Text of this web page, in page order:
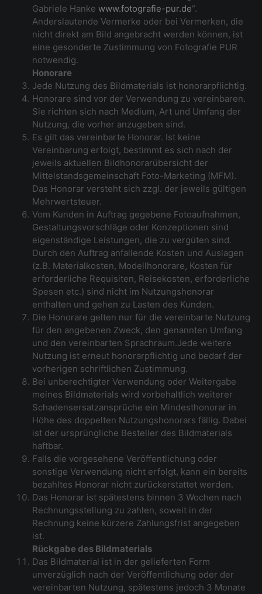
Gabriele Hanke www.fotografie-pur.de“.
Anderslautende Vermerke oder bei Vermerken, die
nicht direkt am Bild angebracht werden können, ist
eine gesonderte Zustimmung von Fotografie PUR
notwendig.
Honorare
Jede Nutzung des Bildmaterials ist honorarpflichtig.
Honorare sind vor der Verwendung zu vereinbaren.
Sie richten sich nach Medium, Art und Umfang der
Nutzung, die vorher anzugeben sind.
Es gilt das vereinbarte Honorar. Ist keine
Vereinbarung erfolgt, bestimmt es sich nach der
jeweils aktuellen Bildhonorarübersicht der
Mittelstandsgemeinschaft Foto-Marketing (MFM).
Das Honorar versteht sich zzgl. der jeweils gültigen
Mehrwertsteuer.
Vom Kunden in Auftrag gegebene Fotoaufnahmen,
Gestaltungsvorschläge oder Konzeptionen sind
eigenständige Leistungen, die zu vergüten sind.
Durch den Auftrag anfallende Kosten und Auslagen
(z.B. Materialkosten, Modellhonorare, Kosten für
erforderliche Requisiten, Reisekosten, erforderliche
Spesen etc.) sind nicht im Nutzungshonorar
enthalten und gehen zu Lasten des Kunden.
Die Honorare gelten nur für die vereinbarte Nutzung
für den angebenen Zweck, den genannten Umfang
und den vereinbarten Sprachraum.Jede weitere
Nutzung ist erneut honorarpflichtig und bedarf der
vorherigen schriftlichen Zustimmung.
Bei unberechtigter Verwendung oder Weitergabe
meines Bildmaterials wird vorbehaltlich weiterer
Schadensersatzansprüche ein Mindesthonorar in
Höhe des doppelten Nutzungshonorars fällig. Dabei
ist der ursprüngliche Besteller des Bildmaterials
haftbar.
Falls die vorgesehene Veröffentlichung oder
sonstige Verwendung nicht erfolgt, kann ein bereits
bezahltes Honorar nicht zurückerstattet werden.
Das Honorar ist spätestens binnen 3 Wochen nach
Rechnungsstellung zu zahlen, soweit in der
Rechnung keine kürzere Zahlungsfrist angegeben
ist.
Rückgabe des Bildmaterials
Das Bildmaterial ist in der gelieferten Form
unverzüglich nach der Veröffentlichung oder der
vereinbarten Nutzung, spätestens jedoch 3 Monate